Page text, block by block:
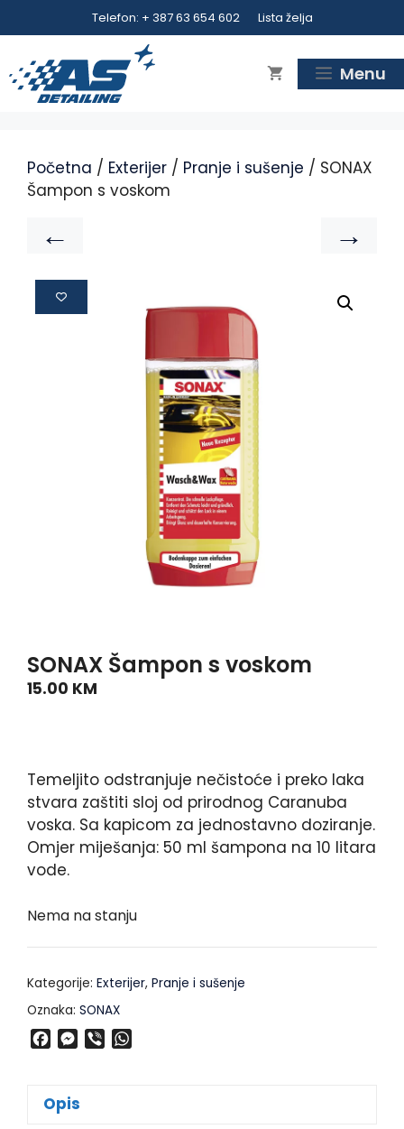
Telefon: + 387 63 654 602 Lista želja
Menu
Početna / Exterijer / Pranje i sušenje / SONAX
Šampon s voskom
← →
SONAX Šampon s voskom
15.00 KM
Temeljito odstranjuje nečistoće i preko laka
stvara zaštiti sloj od prirodnog Caranuba
voska. Sa kapicom za jednostavno doziranje.
Omjer miješanja: 50 ml šampona na 10 litara
vode.
Nema na stanju
Kategorije: Exterijer, Pranje i sušenje
Oznaka: SONAX
e
b
M
s
Opis